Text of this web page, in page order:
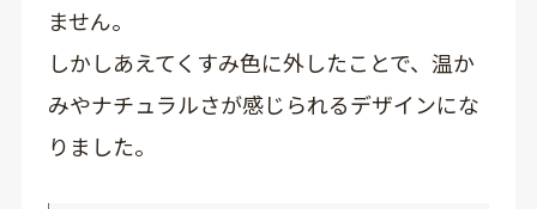
ません。
しかしあえてくすみ色に外したことで、温か
みやナチュラルさが感じられるデザインにな
りました。